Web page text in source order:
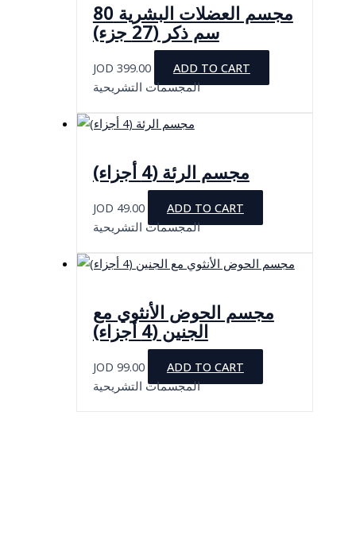
مجسم العضلات البشرية 80
سم ذكر (27 جزء)
JOD 399.00
ADD TO CART
المجسمات التشريحية
مجسم الرئة (4 أجزاء)
JOD 49.00
ADD TO CART
المجسمات التشريحية
مجسم الحوض الأنثوي مع
الجنين (4 أجزاء)
JOD 99.00
ADD TO CART
المجسمات التشريحية